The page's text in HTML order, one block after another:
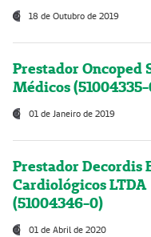
18 de Outubro de 2019
Prestador Oncoped
Médicos
01 de Janeiro de 2019
Prestador Decordis
Cardiológicos LTDA
(51004346-0)
01 de Abril de 2020